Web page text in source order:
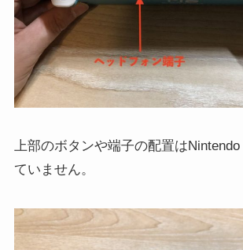
上部のボタンや端子の配置は
ていません。